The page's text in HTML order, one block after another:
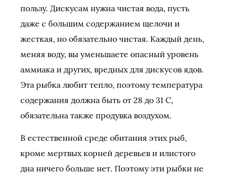
пользу. Дискусам нужна чистая вода, пусть
даже с большим содержанием щелочи и
жесткая, но обязательно чистая. Каждый день,
меняя воду, вы уменьшаете опасный уровень
аммиака и других, вредных для дискусов ядов.
Эта рыбка любит тепло, поэтому температура
содержания должна быть от 28 до 31 С,
обязательна также продувка воздухом.
В естественной среде обитания этих рыб,
кроме мертвых корней деревьев и илистого
дна ничего больше нет. Поэтому эти рыбки не